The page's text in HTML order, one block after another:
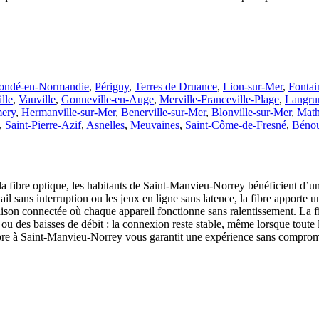
en-Normandie, Périgny, Terres de Druance, Lion-sur-Mer,
, Vauville, Gonneville-en-Auge, Merville-Franceville-Plage,
, Hermanville-sur-Mer, Benerville-sur-Mer, Blonville-sur-Mer,
, Saint-Pierre-Azif, Asnelles, Meuvaines, Saint-Côme-de-Fresné,
optique, les habitants de Saint-Manvieu-Norrey bénéficient
sans interruption ou les jeux en ligne sans latence, la fibre
connectée où chaque appareil fonctionne sans ralentissement.
des baisses de débit : la connexion reste stable, même lorsque
Saint-Manvieu-Norrey vous garantit une expérience sans